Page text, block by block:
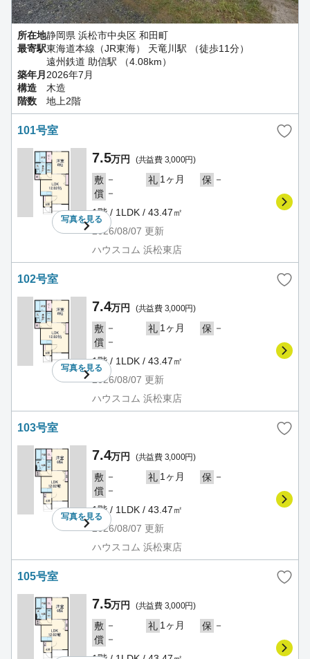
所在地静岡県 浜松市中央区 和田町
最寄駅東海道本線（JR東海） 天竜川駅 （徒歩11分）
遠州鉄道 助信駅 （4.08km）
築年月2026年7月
構造
木造
階数
地上2階
101号室
写真を見る
7.5万円 (共益費 3,000円)
敷 － 礼 1ヶ月 保 －
償 －
1階 / 1LDK / 43.47㎡
2026/08/07 更新
ハウスコム 浜松東店
102号室
写真を見る
7.4万円 (共益費 3,000円)
敷 － 礼 1ヶ月 保 －
償 －
1階 / 1LDK / 43.47㎡
2026/08/07 更新
ハウスコム 浜松東店
103号室
写真を見る
7.4万円 (共益費 3,000円)
敷 － 礼 1ヶ月 保 －
償 －
1階 / 1LDK / 43.47㎡
2026/08/07 更新
ハウスコム 浜松東店
105号室
7.5万円 (共益費 3,000円)
敷 － 礼 1ヶ月 保 －
償 －